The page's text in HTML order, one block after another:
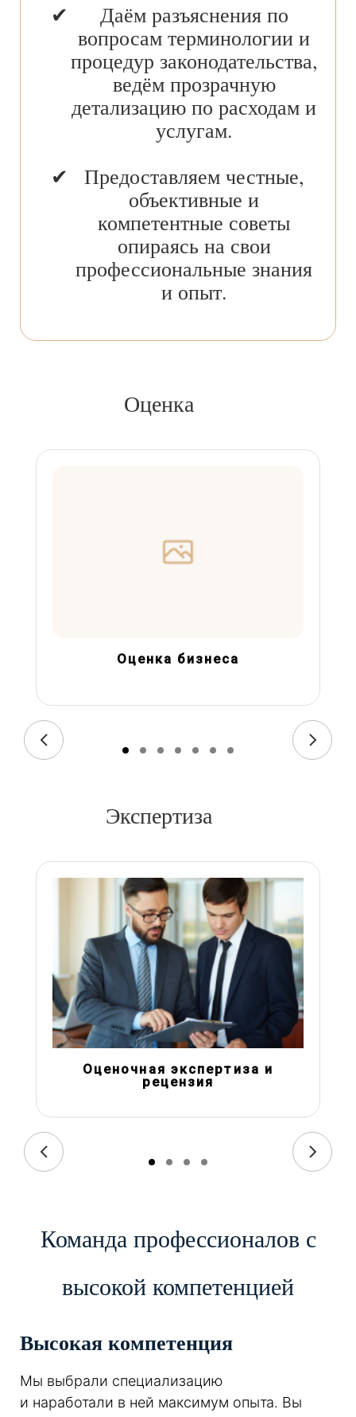
Даём разъяснения по
вопросам терминологии и
процедур законодательства,
ведём прозрачную
детализацию по расходам и
услугам.
Предоставляем честные,
объективные и
компетентные советы
опираясь на свои
профессиональные знания
и опыт.
Оценка
Оценка бизнеса
Экспертиза
Оценочная экспертиза и
рецензия
Команда профессионалов с
высокой компетенцией
Высокая компетенция
Мы выбрали специализацию
и наработали в ней максимум опыта. Вы